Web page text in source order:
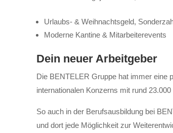
Urlaubs- & Weihnachtsgeld,
Moderne Kantine & Mitarbeiterevents
Dein neuer Arbeitgeber
Die BENTELER Gruppe hat immer eine
internationalen Konzerns mit rund
So auch in der Berufsausbildung bei
und dort jede Möglichkeit zur